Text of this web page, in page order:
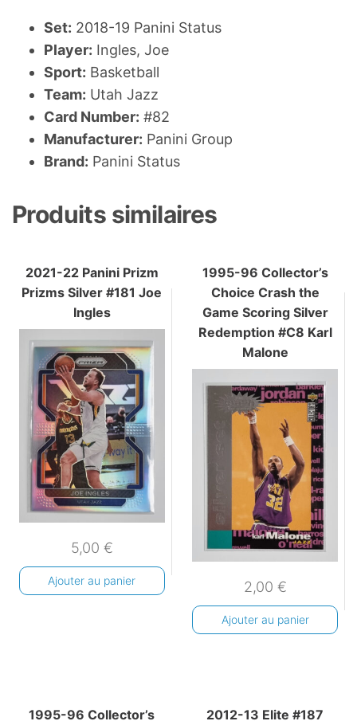
Set: 2018-19 Panini Status
Player: Ingles, Joe
Sport: Basketball
Team: Utah Jazz
Card Number: #82
Manufacturer: Panini Group
Brand: Panini Status
Produits similaires
2021-22 Panini Prizm
Prizms Silver #181 Joe
Ingles
5,00 €
Ajouter au panier
1995-96 Collector’s
Choice Crash the
Game Scoring Silver
Redemption #C8 Karl
Malone
2,00 €
Ajouter au panier
1995-96 Collector’s
2012-13 Elite #187